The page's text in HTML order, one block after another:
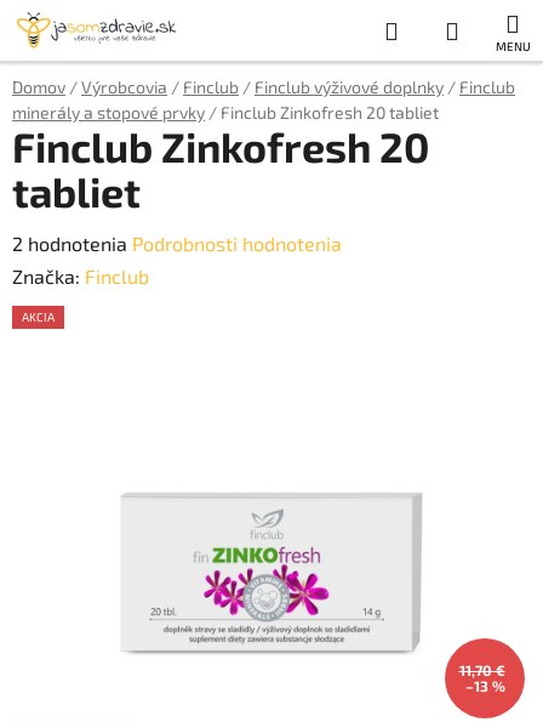
Prejsť
obsah
Hľadať
KOŠÍK
Domov /Výrobcovia / Finclub / Finclub výživové doplnky / Finclub
minerály a stopové prvky / Finclub Zinkofresh 20 tabliet
Finclub Zinkofresh 20
tabliet
Priemerné
hodnotenie
produktu
2 hodnotenia Podrobnosti hodnotenia
Značka: Finclub
AKCIA
11,70 €
–13 %